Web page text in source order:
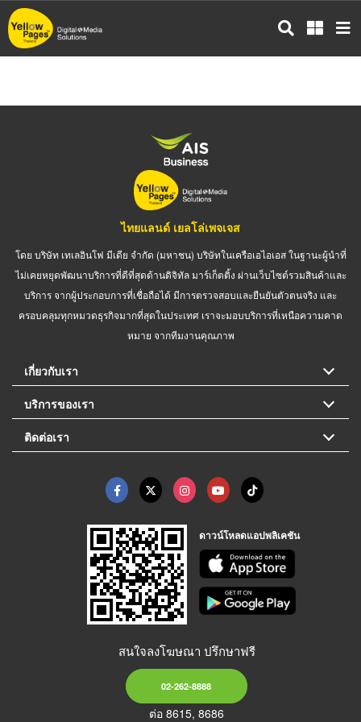
ข้าม
ไป
ไทยแลนด์ เยลโล่เพจเจส
โดย บริษัท เทเลอินโฟ มีเดีย จำกัด (มหาชน) บริษัทในเครือเอไอเอส ในฐานะผู้นำที่
ไม่เคยหยุดพัฒนาบริการที่ดีที่สุดด้านดิจิทัล มาร์เก็ตติ้ง ผ่านเว็บไซต์รวมสินค้าและ
บริการ จากผู้ประกอบการที่เชื่อถือได้ มีการตรวจสอบและยืนยันตัวตนจริง และ
ครอบคลุมทุกหมวดธุรกิจมากที่สุดในประเทศ เราจะมอบบริการที่เหนือความคาด
หมาย จากทีมงานคุณภาพ
เกี่ยวกับเรา
บริการของเรา
ติดต่อเรา
ดาวน์โหลดแอปพลิเคชัน
สนใจลงโฆษณา ปรึกษาฟรี
02-262-8888
ต่อ 8615, 8686